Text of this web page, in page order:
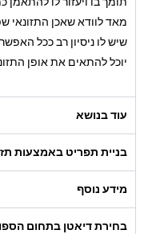
מאד לוודא שאכן התזונאי
שיש לו ניסיון רב ככל
יוכל להתאים את אופן
עוד בנושא
בניית תפריט באמצעות
מידע נוסף
בחירת דיאטן בתחום